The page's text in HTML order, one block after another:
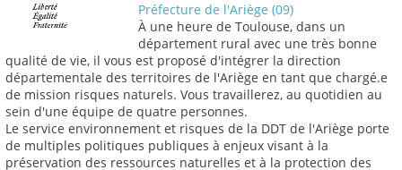
Préfecture de l'Ariège (09)
À une heure de Toulouse, dans un
département rural avec une très bonne
qualité de vie, il vous est proposé d'intégrer la direction
départementale des territoires de l'Ariège en tant que chargé.e
de mission risques naturels. Vous travaillerez, au quotidien au
sein d'une équipe de quatre personnes.
Le service environnement et risques de la DDT de l'Ariège porte
de multiples politiques publiques à enjeux visant à la
préservation des ressources naturelles et à la protection des